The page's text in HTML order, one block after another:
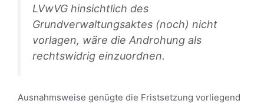
LVwVG hinsichtlich des
Grundverwaltungsaktes (noch) nicht
vorlagen, wäre die Androhung als
rechtswidrig einzuordnen.
Ausnahmsweise genügte die Fristsetzung vorliegend